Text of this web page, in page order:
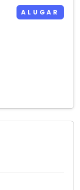
ALUGAR